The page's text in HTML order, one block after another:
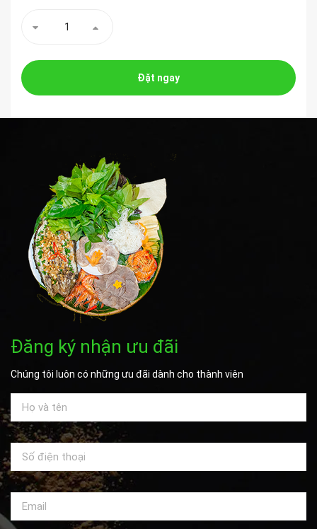
Đặt ngay
Đăng ký nhận ưu đãi
Chúng tôi luôn có những ưu đãi dành cho thành viên